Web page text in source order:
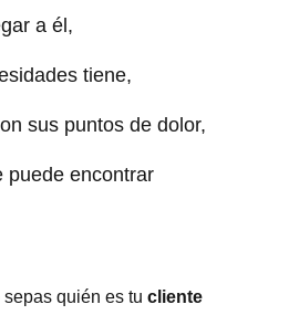
a él,
tiene,
sus puntos de dolor,
encontrar
quién es tu cliente